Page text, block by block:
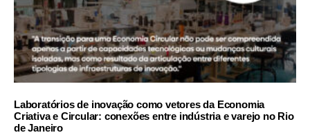
Laboratórios de inovação como vetores da Economia
Criativa e Circular: conexões entre indústria e varejo no Rio
de Janeiro